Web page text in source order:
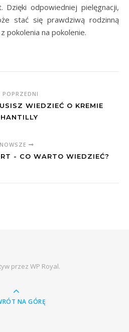
odpowiedniej pielęgnacji,
stać się prawdziwą rodzinną
pokolenia na pokolenie.
POPRZEDNI
WIEDZIEĆ O KREMIE
NOWSZE
- CO WARTO WIEDZIEĆ?
przez WP Royal.
NA GÓRĘ